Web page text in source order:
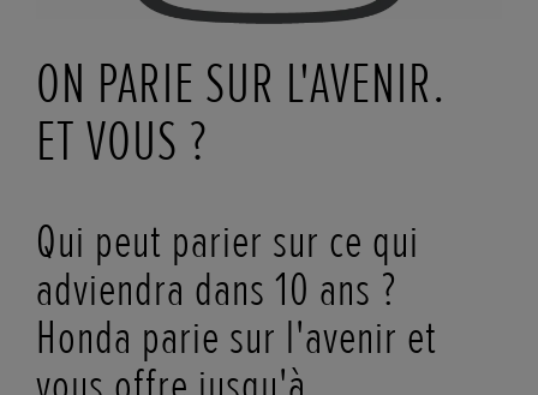
ON PARIE SUR L'AVENIR.
ET VOUS ?
Qui peut parier sur ce qui
adviendra dans 10 ans ?
Honda parie sur l'avenir et